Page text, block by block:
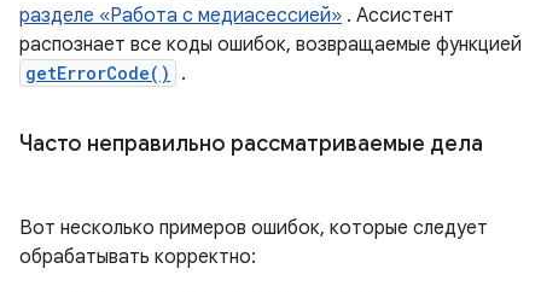
разделе «Работа с медиасессией» . Ассистент
распознает все коды ошибок, возвращаемые функцией
getErrorCode() .
Часто неправильно рассматриваемые дела
Вот несколько примеров ошибок, которые следует
обрабатывать корректно: